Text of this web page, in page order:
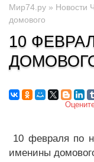
Мир74.ру » Новости
домового
10
10 февраля по
именины